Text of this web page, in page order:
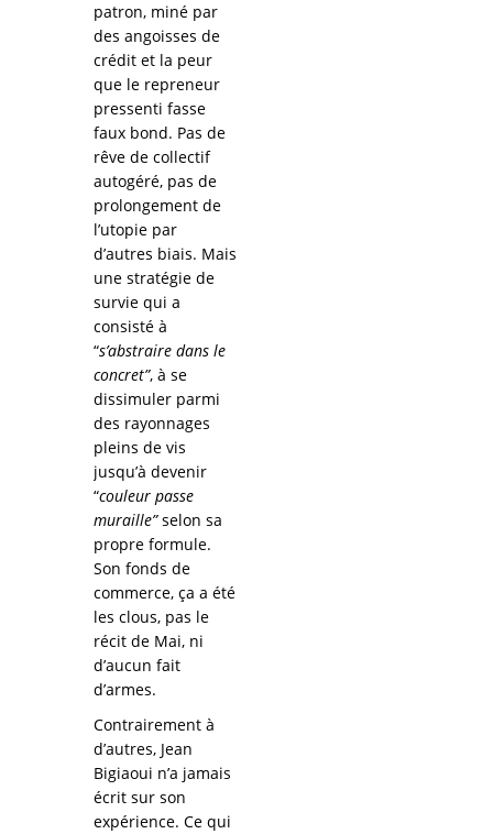
patron, miné par
des angoisses de
crédit et la peur
que le repreneur
pressenti fasse
faux bond. Pas de
rêve de collectif
autogéré, pas de
prolongement de
l’utopie par
d’autres biais. Mais
une stratégie de
survie qui a
consisté à
“s’abstraire dans le
concret”, à se
dissimuler parmi
des rayonnages
pleins de vis
jusqu’à devenir
“couleur passe
muraille”selon sa
propre formule.
Son fonds de
commerce, ça a été
les clous, pas le
récit de Mai, ni
d’aucun fait
d’armes.
Contrairement à
d’autres, Jean
Bigiaoui n’a jamais
écrit sur son
expérience. Ce qui